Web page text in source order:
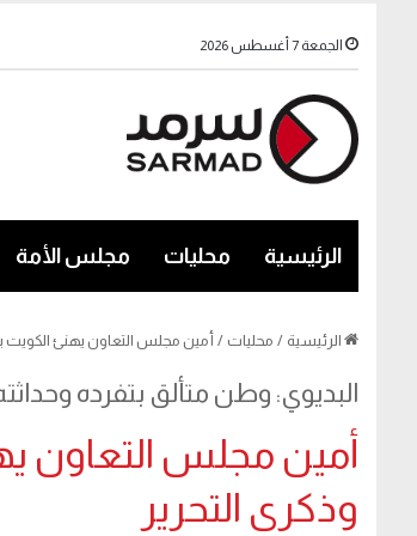
الجمعة 7 أغسطس 2026
الرئيسية محليات مجلس الأمة
الرئيسية / محليات / أمين مجلس التعاون يهنئ الكويت
أمين مجلس التعاون
وذكرى التحرير
البديوي: وطن متألق بتفرده